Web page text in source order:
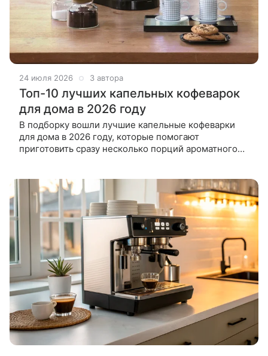
24 июля 2026 3 автора
Топ-10 лучших капельных кофеварок
для дома в 2026 году
В подборку вошли лучшие капельные кофеварки
для дома в 2026 году, которые помогают
приготовить сразу несколько порций ароматного